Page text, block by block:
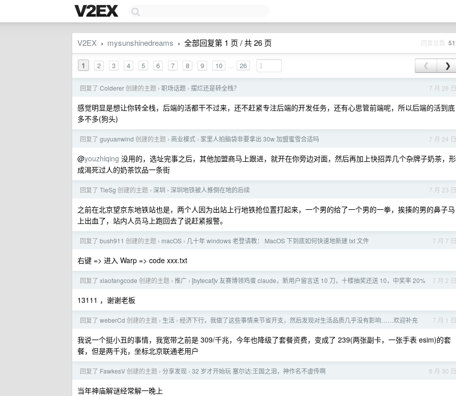
V2EX › mysunshinedreams › 全部回复第 1 页 / 共 26 页 回复总数
1 2 3 4 5 6 7 8 9 10 ... 26 ❮ ❯
7 月 28 日
回复了 Colderer创建的主题 › 职场话题 › 摆烂还是转全栈？
感觉明显是想让你转全栈，后端的活都干不过来，还不赶紧专注后端的开发任务，还有心思管前端呢，所以后端的活到底
多不多(狗头)
7 月 24 日
回复了 guyuanwind 创建的主题 › 商业模式 › 家里人拍脑袋非要拿出 30w 加盟蜜雪合适吗
@youzhiqing 没用的，选址完事之后，其他加盟商马上跟进，就开在你旁边对面，然后再加上快招弄几个杂牌子奶茶，形
成渴死过人的奶茶饮品一条街
7 月 23 日
回复了 TieSg 创建的主题 › 深圳 › 深圳地铁被人推倒在地的后续
之前在北京望京东地铁站也是，两个人因为出站上行地铁抢位置打起来，一个男的给了一个男的一拳，挨揍的男的鼻子马
上出血了，站内人员马上跑回去了说赶紧报警。
7 月 7 日
回复了 bush911 创建的主题 › macOS › 几十年 windows 老登请教： MacOS 下到底如何快速地新建 txt 文件
右键 => 进入 Warp => code xxx.txt
7 月 2 日
回复了 xiaofangcode 创建的主题 › 推广 › [bytecat]v 友赛博领鸡蛋 claude，新用户留言送 10 刀，十楼抽奖还送 10，中奖率 20%
13111 ，谢谢老板
7 月 1 日
回复了 weberCd 创建的主题 › 生活 › 经济下行，我做了这些事情来节省开支，然后发现对生活品质几乎没有影响……欢迎补充
我说一个挺小丑的事情，我宽带之前是 309/千兆，今年也降级了套餐资费，变成了 239(两张副卡，一张手表 esim)的套
餐，但是两千兆，坐标北京联通老用户
6 月 30 日
回复了 FawkesV创建的主题 › 分享发现 › 32 岁才开始玩 塞尔达:王国之泪，神作名不虚传啊
当年神庙解谜经常解一晚上